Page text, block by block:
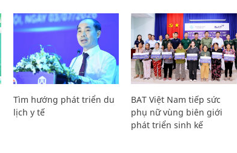
Tìm hướng phát triển du
lịch y tế
BAT Việt Nam tiếp sức
phụ nữ vùng biên giới
phát triển sinh kế